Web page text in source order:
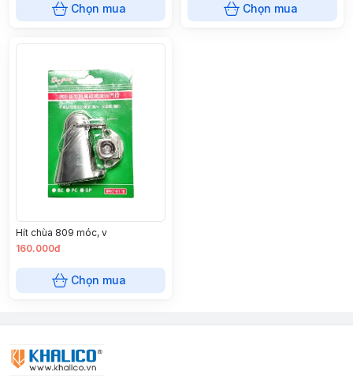
Chọn mua Chọn mua
Hít chùa 809 móc, v
160.000đ
Chọn mua